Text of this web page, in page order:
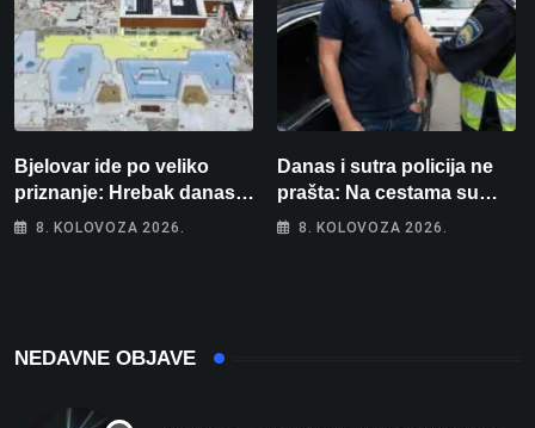
Bjelovar ide po veliko
priznanje: Hrebak danas u
Parizu predstavlja
8. KOLOVOZA 2026.
Danas i sutra policija ne
prašta: Na cestama su
posebno na meti ovi
8. KOLOVOZA 2026.
NEDAVNE OBJAVE